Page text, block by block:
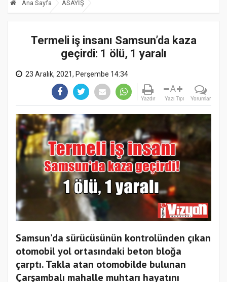
Ana Sayfa ASAYİŞ
Termeli iş insanı Samsun’da kaza
geçirdi: 1 ölü, 1 yaralı
23 Aralık, 2021, Perşembe 14:34
Yazdır
A
Yazı Tipi Yorumlar
Samsun’da sürücüsünün kontrolünden çıkan
otomobil yol ortasındaki beton bloğa
çarptı. Takla atan otomobilde bulunan
Çarşambalı mahalle muhtarı hayatını